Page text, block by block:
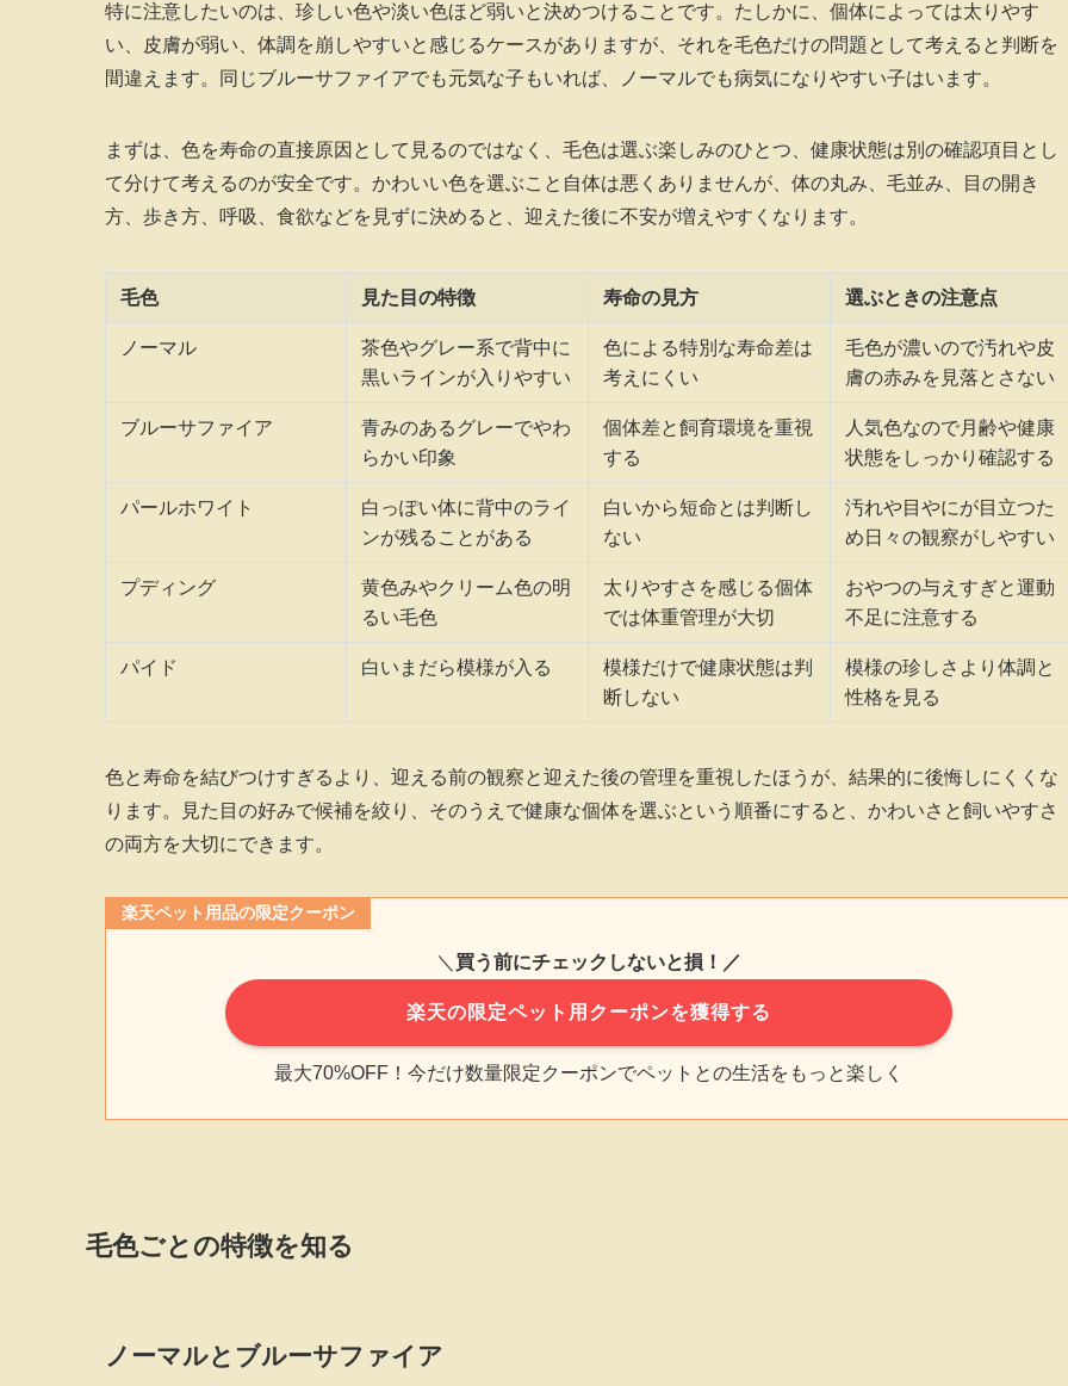
特に注意したいのは、珍しい色や淡い色ほど弱いと決めつけることです。たしかに、個体によっては太りやす
い、皮膚が弱い、体調を崩しやすいと感じるケースがありますが、それを毛色だけの問題として考えると判断を
間違えます。同じブルーサファイアでも元気な子もいれば、ノーマルでも病気になりやすい子はいます。
まずは、色を寿命の直接原因として見るのではなく、毛色は選ぶ楽しみのひとつ、健康状態は別の確認項目とし
て分けて考えるのが安全です。かわいい色を選ぶこと自体は悪くありませんが、体の丸み、毛並み、目の開き
方、歩き方、呼吸、食欲などを見ずに決めると、迎えた後に不安が増えやすくなります。
毛色 見た目の特徴 寿命の見方 選ぶときの注意点
ノーマル
茶色やグレー系で背中に
黒いラインが入りやすい
色による特別な寿命差は
考えにくい
毛色が濃いので汚れや皮
膚の赤みを見落とさない
ブルーサファイア
青みのあるグレーでやわ
らかい印象
個体差と飼育環境を重視
する
人気色なので月齢や健康
状態をしっかり確認する
パールホワイト
白っぽい体に背中のライ
ンが残ることがある
白いから短命とは判断し
ない
汚れや目やにが目立つた
め日々の観察がしやすい
プディング
黄色みやクリーム色の明
るい毛色
太りやすさを感じる個体
では体重管理が大切
おやつの与えすぎと運動
不足に注意する
パイド 白いまだら模様が入る
模様だけで健康状態は判
断しない
模様の珍しさより体調と
性格を見る
色と寿命を結びつけすぎるより、迎える前の観察と迎えた後の管理を重視したほうが、結果的に後悔しにくくな
ります。見た目の好みで候補を絞り、そのうえで健康な個体を選ぶという順番にすると、かわいさと飼いやすさ
の両方を大切にできます。
楽天ペット用品の限定クーポン
＼ 買う前にチェックしないと損！／
楽天の限定ペット用クーポンを獲得する
最大70%OFF！今だけ数量限定クーポンでペットとの生活をもっと楽しく
毛色ごとの特徴を知る
ノーマルとブルーサファイア